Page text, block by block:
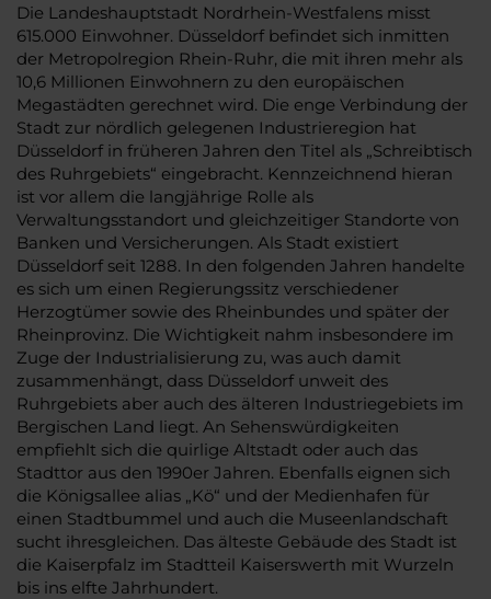
Die Landeshauptstadt Nordrhein-Westfalens misst
615.000 Einwohner. Düsseldorf befindet sich inmitten
der Metropolregion Rhein-Ruhr, die mit ihren mehr als
10,6 Millionen Einwohnern zu den europäischen
Megastädten gerechnet wird. Die enge Verbindung der
Stadt zur nördlich gelegenen Industrieregion hat
Düsseldorf in früheren Jahren den Titel als „Schreibtisch
des Ruhrgebiets“ eingebracht. Kennzeichnend hieran
ist vor allem die langjährige Rolle als
Verwaltungsstandort und gleichzeitiger Standorte von
Banken und Versicherungen. Als Stadt existiert
Düsseldorf seit 1288. In den folgenden Jahren handelte
es sich um einen Regierungssitz verschiedener
Herzogtümer sowie des Rheinbundes und später der
Rheinprovinz. Die Wichtigkeit nahm insbesondere im
Zuge der Industrialisierung zu, was auch damit
zusammenhängt, dass Düsseldorf unweit des
Ruhrgebiets aber auch des älteren Industriegebiets im
Bergischen Land liegt. An Sehenswürdigkeiten
empfiehlt sich die quirlige Altstadt oder auch das
Stadttor aus den 1990er Jahren. Ebenfalls eignen sich
die Königsallee alias „Kö“ und der Medienhafen für
einen Stadtbummel und auch die Museenlandschaft
sucht ihresgleichen. Das älteste Gebäude des Stadt ist
die Kaiserpfalz im Stadtteil Kaiserswerth mit Wurzeln
bis ins elfte Jahrhundert.